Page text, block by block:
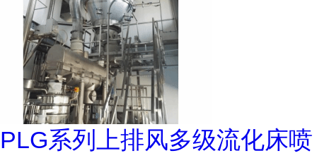
PLG系列上排风多级流化床喷